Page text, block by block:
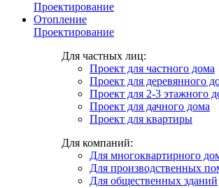
Проектирование
Отопление
Проектирование
Для частных лиц:
Проект для частного дома
Проект для деревянного
Проект для 2-3 этажного
Проект для дачного дома
Проект для квартиры
Для компаний:
Для многоквартирного
Для производственных
Для общественных зданий